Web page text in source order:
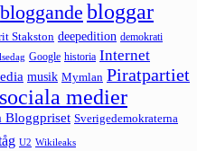
bloggande bloggar
Stakston deepedition demokrati
Google historia Internet
musik Mymlan Piratpartiet
sociala medier
Bloggpriset Sverigedemokraterna
U2 Wikileaks